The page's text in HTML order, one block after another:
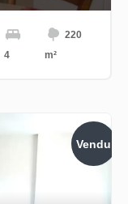
4
220
m²
Vendu